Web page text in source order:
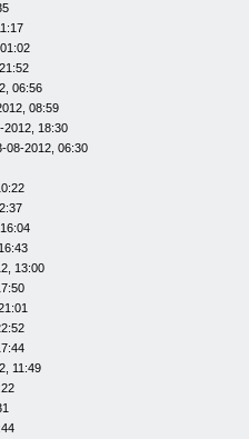
06:56
08:59
2012, 18:30
08-2012, 06:30
13:00
11:49